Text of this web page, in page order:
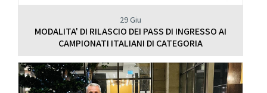
29 Giu
MODALITA' DI RILASCIO DEI PASS DI INGRESSO AI
CAMPIONATI ITALIANI DI CATEGORIA